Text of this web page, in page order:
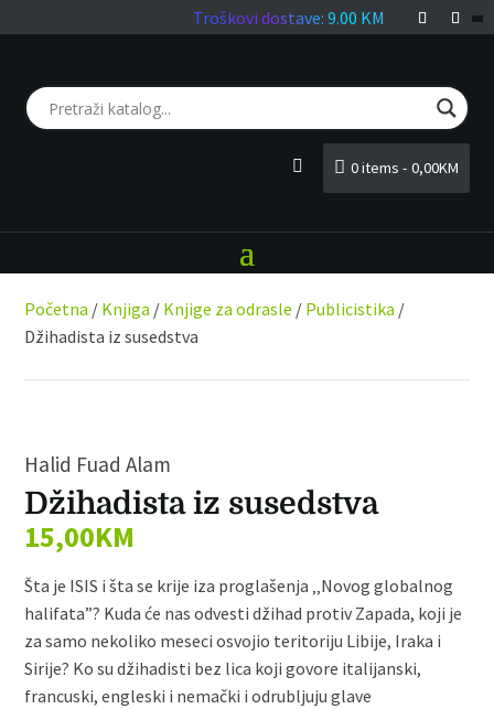
Troškovi dostave: 9.00 KM
0 items 0,00KM
Početna / Knjiga / Knjige za odrasle / Publicistika /
Džihadista iz susedstva
Halid Fuad Alam
Džihadista iz susedstva
15,00KM
Šta je ISIS i šta se krije iza proglašenja ‚‚Novog globalnog
halifata”? Kuda će nas odvesti džihad protiv Zapada, koji je
za samo nekoliko meseci osvojio teritoriju Libije, Iraka i
Sirije? Ko su džihadisti bez lica koji govore italijanski,
francuski, engleski i nemački i odrubljuju glave